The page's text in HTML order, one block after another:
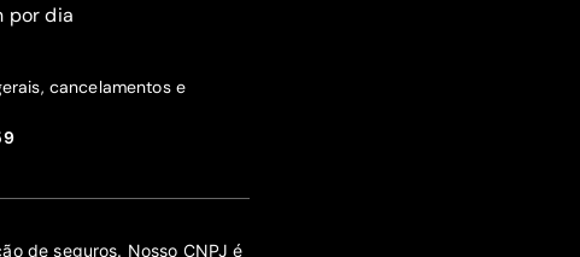
por dia
cancelamentos e
de seguros. Nosso CNPJ é